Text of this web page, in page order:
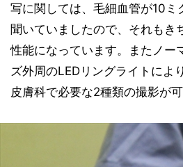
写に関しては、毛細血管が10ミ
聞いていましたので、それもき
性能になっています。またノー
ズ外周のLEDリングライトによ
皮膚科で必要な2種類の撮影が